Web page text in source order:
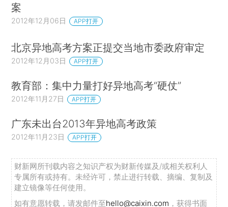
案
2012年12月06日 APP打开
北京异地高考方案正提交当地市委政府审定
2012年12月03日 APP打开
教育部：集中力量打好异地高考“硬仗”
2012年11月27日 APP打开
广东未出台2013年异地高考政策
2012年11月23日 APP打开
财新网所刊载内容之知识产权为财新传媒及/或相关权利人
专属所有或持有。未经许可，禁止进行转载、摘编、复制及
建立镜像等任何使用。
如有意愿转载，请发邮件至hello@caixin.com ，获得书面